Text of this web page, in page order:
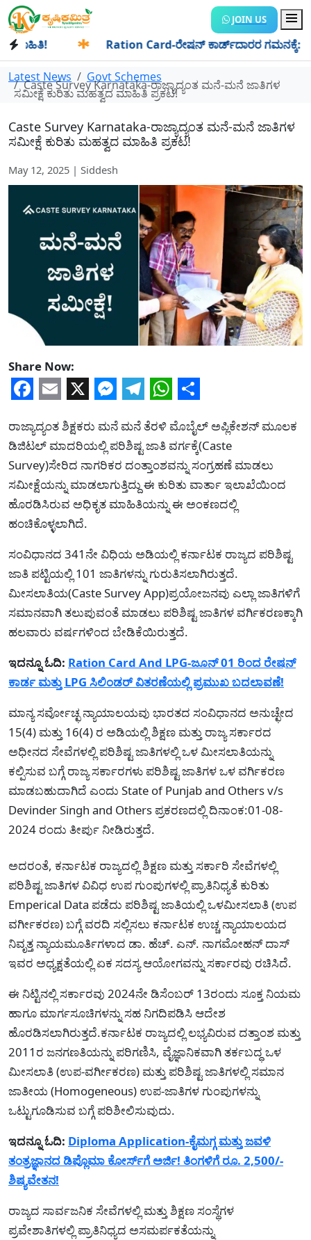
JOIN US
✱ Ration Card-ರೇಷನ್ ಕಾರ್ಡ್‍ದಾರರ ಗಮನಕ್ಕೆ:
Latest News Govt Schemes
Caste Survey Karnataka-ರಾಜ್ಯಾದ್ಯಂತ ಮನೆ-ಮನೆ ಜಾತಿಗಳ
ಸಮೀಕ್ಷೆ ಕುರಿತು ಮಹತ್ವದ ಮಾಹಿತಿ ಪ್ರಕಟ!
Caste Survey Karnataka-ರಾಜ್ಯಾದ್ಯಂತ ಮನೆ-ಮನೆ ಜಾತಿಗಳ
ಸಮೀಕ್ಷೆ ಕುರಿತು ಮಹತ್ವದ ಮಾಹಿತಿ ಪ್ರಕಟ!
May 12, 2025 | Siddesh
Share Now:
Facebook
Email
X Messenger
Telegram
WhatsApp
Share
ರಾಜ್ಯಾದ್ಯಂತ ಶಿಕ್ಷಕರು ಮನೆ ಮನೆ ತೆರಳಿ ಮೊಬೈಲ್ ಅಪ್ಲಿಕೇಶನ್ ಮೂಲಕ
ಡಿಜಿಟಲ್ ಮಾದರಿಯಲ್ಲಿ ಪರಿಶಿಷ್ಟ ಜಾತಿ ವರ್ಗಕ್ಕೆ(Caste
Survey)ಸೇರಿದ ನಾಗರಿಕರ ದಂತ್ತಾಂಶವನ್ನು ಸಂಗ್ರಹಣೆ ಮಾಡಲು
ಸಮೀಕ್ಷೆಯನ್ನು ಮಾಡಲಾಗುತ್ತಿದ್ದು ಈ ಕುರಿತು ವಾರ್ತಾ ಇಲಾಖೆಯಿಂದ
ಹೊರಡಿಸಿರುವ ಅಧಿಕೃತ ಮಾಹಿತಿಯನ್ನು ಈ ಅಂಕಣದಲ್ಲಿ
ಹಂಚಿಕೊಳ್ಳಲಾಗಿದೆ.
ಸಂವಿಧಾನದ 341ನೇ ವಿಧಿಯ ಅಡಿಯಲ್ಲಿ ಕರ್ನಾಟಕ ರಾಜ್ಯದ ಪರಿಶಿಷ್ಟ
ಜಾತಿ ಪಟ್ಟಿಯಲ್ಲಿ 101 ಜಾತಿಗಳನ್ನು ಗುರುತಿಸಲಾಗಿರುತ್ತದೆ.
ಮೀಸಲಾತಿಯ(Caste Survey App)ಪ್ರಯೋಜನವು ಎಲ್ಲಾ ಜಾತಿಗಳಿಗೆ
ಸಮಾನವಾಗಿ ತಲುಪುವಂತೆ ಮಾಡಲು ಪರಿಶಿಷ್ಟ ಜಾತಿಗಳ ವರ್ಗಿಕರಣಕ್ಕಾಗಿ
ಹಲವಾರು ವರ್ಷಗಳಿಂದ ಬೇಡಿಕೆಯಿರುತ್ತದೆ.
ಇದನ್ನೂ ಓದಿ: Ration Card And LPG-ಜೂನ್ 01 ರಿಂದ ರೇಷನ್
ಕಾರ್ಡ ಮತ್ತು LPG ಸಿಲಿಂಡರ್ ವಿತರಣೆಯಲ್ಲಿ ಪ್ರಮುಖ ಬದಲಾವಣೆ!
ಮಾನ್ಯ ಸರ್ವೋಚ್ಛ ನ್ಯಾಯಾಲಯವು ಭಾರತದ ಸಂವಿಧಾನದ ಅನುಚ್ಛೇದ
15(4) ಮತ್ತು 16(4) ರ ಅಡಿಯಲ್ಲಿ ಶಿಕ್ಷಣ ಮತ್ತು ರಾಜ್ಯ ಸರ್ಕಾರದ
ಅಧೀನದ ಸೇವೆಗಳಲ್ಲಿ ಪರಿಶಿಷ್ಟ ಜಾತಿಗಳಲ್ಲಿ ಒಳ ಮೀಸಲಾತಿಯನ್ನು
ಕಲ್ಪಿಸುವ ಬಗ್ಗೆ ರಾಜ್ಯ ಸರ್ಕಾರಗಳು ಪರಿಶಿಷ್ಟ ಜಾತಿಗಳ ಒಳ ವರ್ಗಿಕರಣ
ಮಾಡಬಹುದಾಗಿದೆ ಎಂದು State of Punjab and Others v/s
Devinder Singh and Others ಪ್ರಕರಣದಲ್ಲಿ ದಿನಾಂಕ:01-08-
2024 ರಂದು ತೀರ್ಪು ನೀಡಿರುತ್ತದೆ.
ಅದರಂತೆ, ಕರ್ನಾಟಕ ರಾಜ್ಯದಲ್ಲಿ ಶಿಕ್ಷಣ ಮತ್ತು ಸರ್ಕಾರಿ ಸೇವೆಗಳಲ್ಲಿ
ಪರಿಶಿಷ್ಟ ಜಾತಿಗಳ ವಿವಿಧ ಉಪ ಗುಂಪುಗಳಲ್ಲಿ ಪ್ರಾತಿನಿಧ್ಯತೆ ಕುರಿತು
Emperical Data ಪಡೆದು ಪರಿಶಿಷ್ಟ ಜಾತಿಯಲ್ಲಿ ಒಳಮೀಸಲಾತಿ (ಉಪ
ವರ್ಗೀಕರಣ) ಬಗ್ಗೆ ವರದಿ ಸಲ್ಲಿಸಲು ಕರ್ನಾಟಕ ಉಚ್ಚ ನ್ಯಾಯಾಲಯದ
ನಿವೃತ್ತ ನ್ಯಾಯಮೂರ್ತಿಗಳಾದ ಡಾ. ಹೆಚ್. ಎನ್. ನಾಗಮೋಹನ್ ದಾಸ್
ಇವರ ಅಧ್ಯಕ್ಷತೆಯಲ್ಲಿ ಏಕ ಸದಸ್ಯ ಆಯೋಗವನ್ನು ಸರ್ಕಾರವು ರಚಿಸಿದೆ.
ಈ ನಿಟ್ಟಿನಲ್ಲಿ ಸರ್ಕಾರವು 2024ನೇ ಡಿಸೆಂಬರ್ 13ರಂದು ಸೂಕ್ತ ನಿಯಮ
ಹಾಗೂ ಮಾರ್ಗಸೂಚಿಗಳನ್ನು ಸಹ ನಿಗದಿಪಡಿಸಿ ಆದೇಶ
ಹೊರಡಿಸಲಾಗಿರುತ್ತದೆ.ಕರ್ನಾಟಕ ರಾಜ್ಯದಲ್ಲಿ ಲಭ್ಯವಿರುವ ದತ್ತಾಂಶ ಮತ್ತು
2011ರ ಜನಗಣತಿಯನ್ನು ಪರಿಗಣಿಸಿ, ವೈಜ್ಞಾನಿಕವಾಗಿ ತರ್ಕಬದ್ಧ ಒಳ
ಮೀಸಲಾತಿ (ಉಪ-ವರ್ಗೀಕರಣ) ಮತ್ತು ಪರಿಶಿಷ್ಟ ಜಾತಿಗಳಲ್ಲಿ ಸಮಾನ
ಜಾತೀಯ (Homogeneous) ಉಪ-ಜಾತಿಗಳ ಗುಂಪುಗಳನ್ನು
ಒಟ್ಟುಗೂಡಿಸುವ ಬಗ್ಗೆ ಪರಿಶೀಲಿಸುವುದು.
ಇದನ್ನೂ ಓದಿ: Diploma Application-ಕೈಮಗ್ಗ ಮತ್ತು ಜವಳಿ
ತಂತ್ರಜ್ಞಾನದ ಡಿಪ್ಲೊಮಾ ಕೋರ್ಸ್‌ಗೆ ಅರ್ಜಿ! ತಿಂಗಳಿಗೆ ರೂ. 2,500/-
ಶಿಷ್ಯವೇತನ!
ರಾಜ್ಯದ ಸಾರ್ವಜನಿಕ ಸೇವೆಗಳಲ್ಲಿ ಮತ್ತು ಶಿಕ್ಷಣ ಸಂಸ್ಥೆಗಳ
ಪ್ರವೇಶಾತಿಗಳಲ್ಲಿ ಪ್ರಾತಿನಿಧ್ಯದ ಅಸಮರ್ಪಕತೆಯನ್ನು